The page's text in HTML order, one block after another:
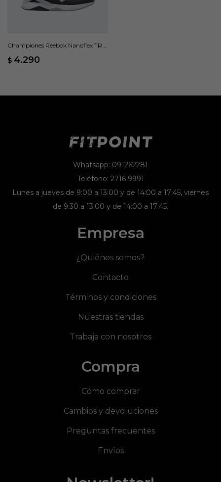
Championes Reebok Nanoflex TR 2
$ 4.290
Whatsapp: 091262281
Teléfono: 2716 9991
Lunes a jueves de 9:00 a 13:00 y de 14:00 a 17:45, viernes
de 9:30 a 13:00 y de 14:00 a 17:45.
Empresa
¿Quiénes somos?
Contacto
Términos y condiciones
Nuestras tiendas
Trabaja con nosotros
Compra
Cómo comprar
Cambios y devoluciones
Preguntas frecuentes
Envíos